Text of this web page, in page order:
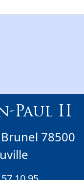
Paul II
78500